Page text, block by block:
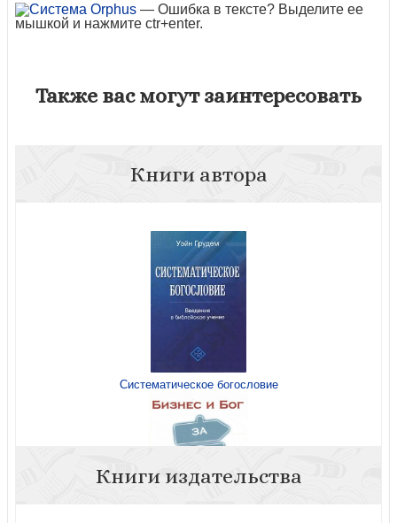
— Ошибка в тексте? Выделите ее
мышкой и нажмите ctr+enter.
Также вас могут заинтересовать
Книги автора
Систематическое богословие
Книги издательства